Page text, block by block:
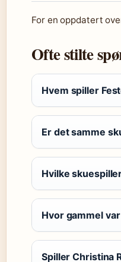
For en oppdatert
Ofte stilte
Hvem spiller
Er det samme
Hvilke
Hvor gammel
Spiller Christina